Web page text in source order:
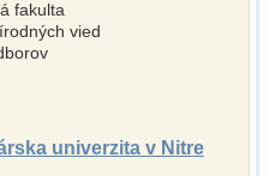
fakulta
vied
univerzita v Nitre